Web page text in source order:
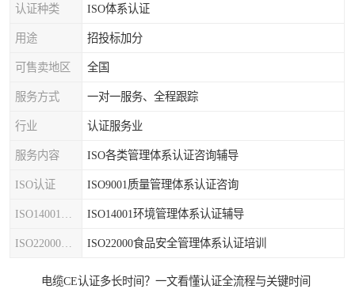
认证种类 ISO体系认证
用途 招投标加分
可售卖地区 全国
服务方式 一对一服务、全程跟踪
行业 认证服务业
服务内容 ISO各类管理体系认证咨询辅导
ISO认证 ISO9001质量管理体系认证咨询
ISO14001环境管理体系认证辅导
ISO22000食品安全管理体系认证培训
电缆CE认证多长时间？一文看懂认证全流程与关键时间